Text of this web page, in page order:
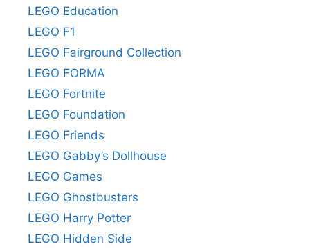
LEGO Education
LEGO F1
LEGO Fairground Collection
LEGO FORMA
LEGO Fortnite
LEGO Foundation
LEGO Friends
LEGO Gabby’s Dollhouse
LEGO Games
LEGO Ghostbusters
LEGO Harry Potter
LEGO Hidden Side